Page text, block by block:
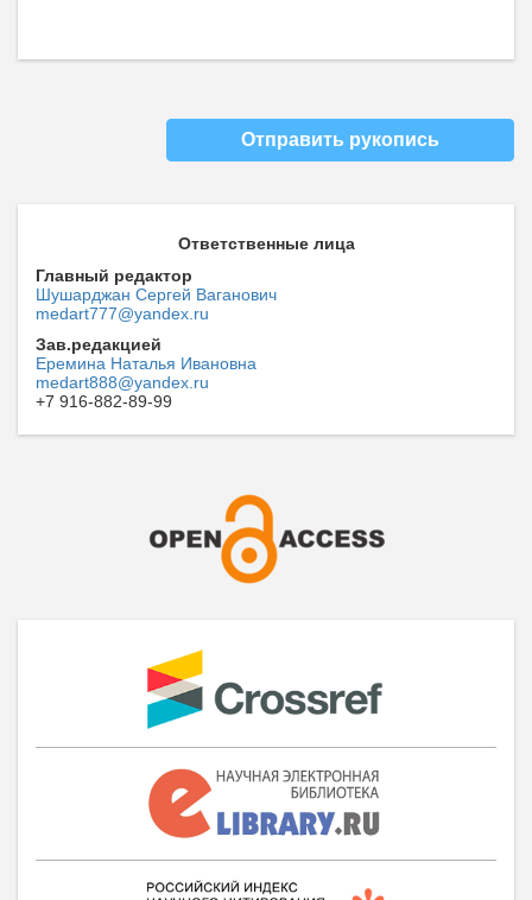
Отправить рукопись
Ответственные лица
Главный редактор
Шушарджан Сергей Ваганович
medart777@yandex.ru
Зав.редакцией
Еремина Наталья Ивановна
medart888@yandex.ru
+7 916-882-89-99